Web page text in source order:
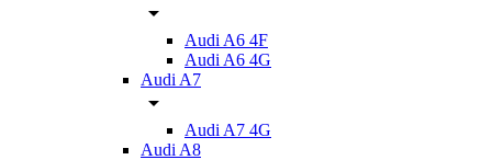
Audi A6 4F
Audi A6 4G
Audi A7
Audi A7 4G
Audi A8